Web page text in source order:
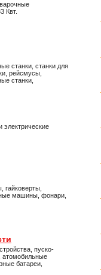
Квт.
станки, станки для
рейсмусы,
станки,
гайковерты,
машины, фонари,
пуско-
атомобильные
батареи,